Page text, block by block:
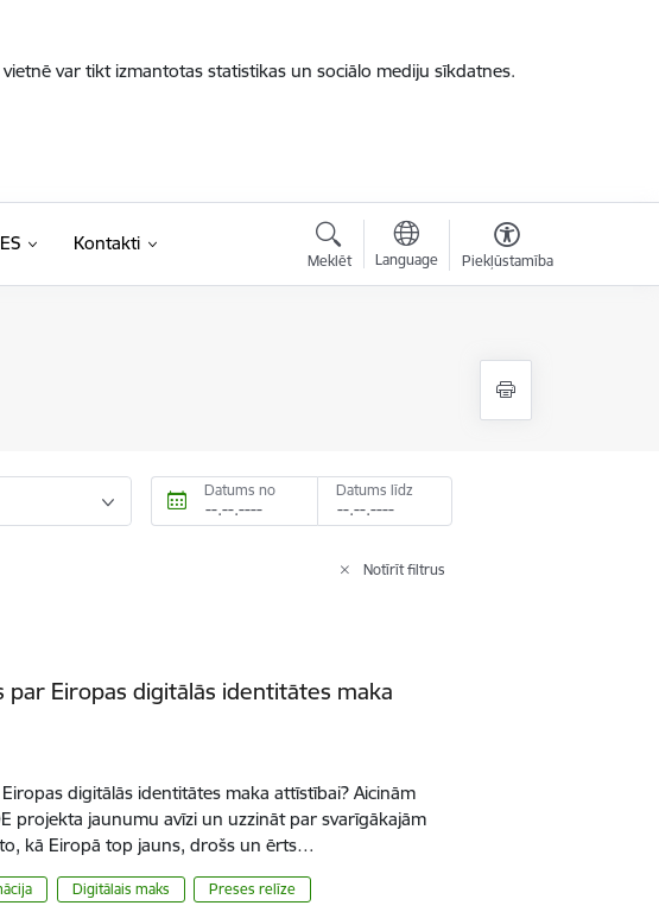
var tikt izmantotas statistikas un sociālo mediju sīkdatnes.
Kontakti
Meklēt Language Piekļūstamība
Datums no Datums līdz
Notīrīt filtrus
par Eiropas digitālās identitātes maka
digitālās identitātes maka attīstībai? Aicinām
projekta jaunumu avīzi un uzzināt par svarīgākajām
kā Eiropā top jauns, drošs un ērts…
Digitālais maks Preses relīze